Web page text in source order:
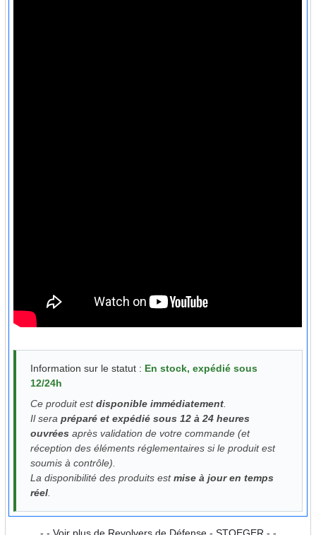
Information sur le statut : En stock, expédié sous
12/24h
Ce produit estdisponible immédiatement
Il serapréparé et expédié sous 12 à 24 heures
ouvrées après validation de votre commande (et
réception des éléments réglementaires si le produit est
soumis à contrôle).
La disponibilité des produits estmise à jour en temps
réel